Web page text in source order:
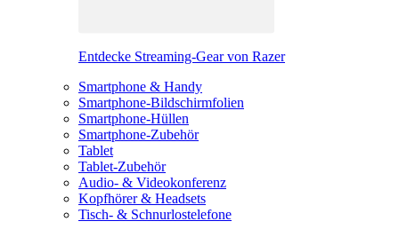
Entdecke Streaming-Gear von Razer
Smartphone & Handy
Smartphone-Bildschirmfolien
Smartphone-Hüllen
Smartphone-Zubehör
Tablet
Tablet-Zubehör
Audio- & Videokonferenz
Kopfhörer & Headsets
Tisch- & Schnurlostelefone